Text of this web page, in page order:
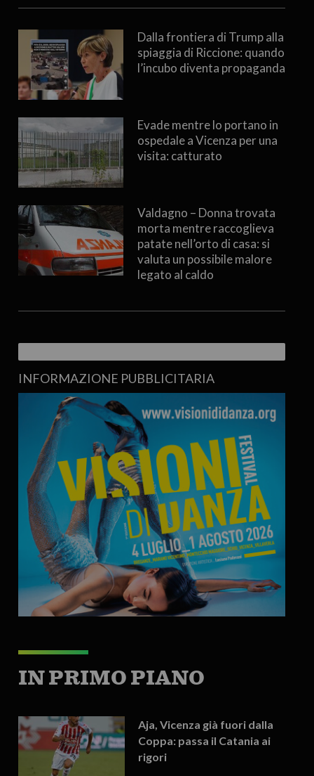
Dalla frontiera di Trump alla
spiaggia di Riccione: quando
l’incubo diventa propaganda
Evade mentre lo portano in
ospedale a Vicenza per una
visita: catturato
Valdagno – Donna trovata
morta mentre raccoglieva
patate nell’orto di casa: si
valuta un possibile malore
legato al caldo
INFORMAZIONE PUBBLICITARIA
IN PRIMO PIANO
Aja, Vicenza già fuori dalla
Coppa: passa il Catania ai
rigori